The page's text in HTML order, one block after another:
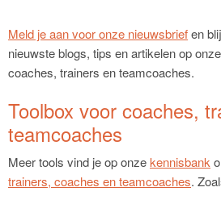
Meld je aan voor onze nieuwsbriefen
nieuwste blogs, tips en artikelen op
coaches, trainers en teamcoaches.
Toolbox voor coaches,
teamcoaches
Meer tools vind je op onzekennisbank
trainers, coaches en teamcoaches.